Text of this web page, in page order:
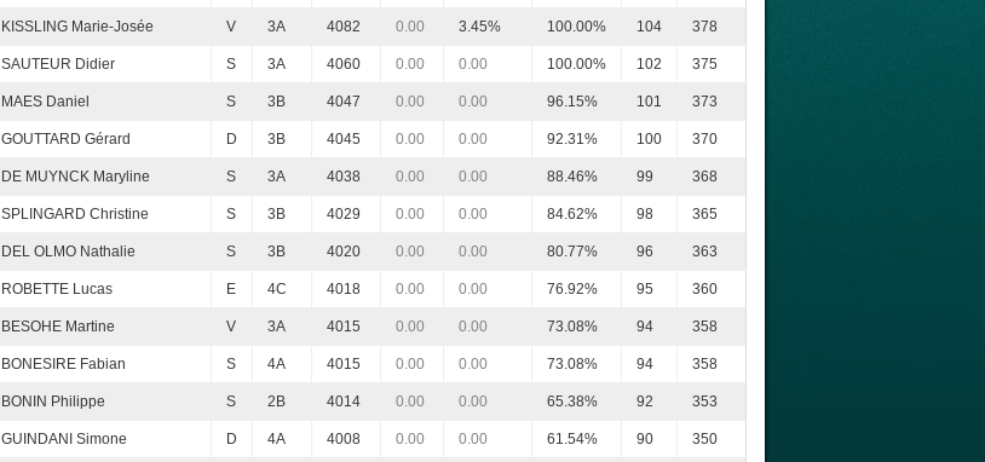
KISSLING Marie-Josée V 3A 4082 0.00 3.45% 100.00% 104 378
SAUTEUR Didier S 3A 4060 0.00 0.00 100.00% 102 375
MAES Daniel S 3B 4047 0.00 0.00 96.15% 101 373
GOUTTARD Gérard D 3B 4045 0.00 0.00 92.31% 100 370
DE MUYNCK Maryline S 3A 4038 0.00 0.00 88.46% 99 368
SPLINGARD Christine S 3B 4029 0.00 0.00 84.62% 98 365
DEL OLMO Nathalie S 3B 4020 0.00 0.00 80.77% 96 363
ROBETTE Lucas E 4C 4018 0.00 0.00 76.92% 95 360
BESOHE Martine V 3A 4015 0.00 0.00 73.08% 94 358
BONESIRE Fabian S 4A 4015 0.00 0.00 73.08% 94 358
BONIN Philippe S 2B 4014 0.00 0.00 65.38% 92 353
GUINDANI Simone D 4A 4008 0.00 0.00 61.54% 90 350